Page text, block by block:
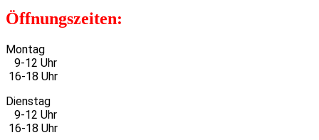
Öffnungszeiten:
Montag
9-12 Uhr
16-18 Uhr
Dienstag
9-12 Uhr
16-18 Uhr